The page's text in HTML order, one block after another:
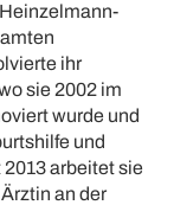
ihr
sie 2002 im
wurde und
und
arbeitet sie
an der